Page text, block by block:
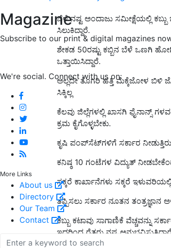
Magazine
Subscribe to our print & digital magazines
We're social. Connect with us on:
More Links
About us
Directory
Our Team
Contact
ಬೆಳೆ ನಷ್ಟ ಅಂದಾಜು ಸಮೀಕ್ಷೆಯಲ್ಲಿ ಕಬ್ಬು
ಸಿಲುಕಿದ್ದಾರೆ.
ಶೇಕಡ 50ರಷ್ಟು ಕಬ್ಬಿನ ಬೆಳೆ ಒಣಗಿ
ಒತ್ತಾಯಿಸಿದ್ದಾರೆ.
ಅಲ್ಲದೇ ತೊಗರಿ ಹತ್ತಿ ಮೆಕ್ಕೆಜೋಳ ಬಿಳಿ
ಸಿಕ್ಕಿಲ್ಲ
ಕೆಲವು ಜಿಲ್ಲೆಗಳಲ್ಲಿ ಖಾಸಗಿ ಫೈನಾನ್ಸ್
ಕ್ರಮ ಕೈಗೊಳ್ಳಬೇಕು.
ಕೃಷಿ ಪಂಪ್‌ಸೆಟ್‌ಗಳಿಗೆ ಸರ್ಕಾರ
ಕನಿಷ್ಠ 10 ಗಂಟೆಗಳ ವಿದ್ಯುತ್
ಸಕ್ಕರೆ ಕಾರ್ಖಾನೆಗಳು ಸಕ್ಕರೆ
ತಪ್ಪಿಸಲು ಸರ್ಕಾರ ನೂತನ ತಂತ್ರಜ್ಞಾನ
ಕಬ್ಬು ಕಟಾವು ಸಾಗಾಣಿಕೆ ವೆಚ್ಚವನ್ನು
ಇದರಿಂದ ರೈತರು ನಷ್ಟ